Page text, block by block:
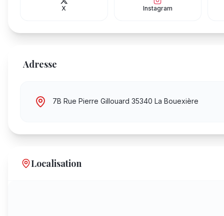
X Instagram
Adresse
7B Rue Pierre Gillouard 35340 La Bouexière
Localisation